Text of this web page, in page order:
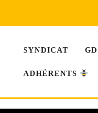
SYNDICAT
ADHÉRENTS